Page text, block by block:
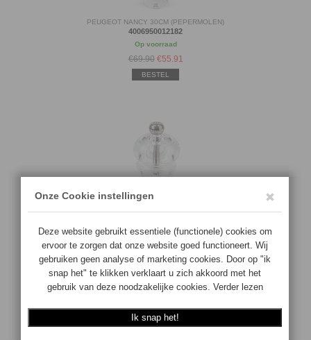
PEUGEOT NANCY 30CM (PEPERMOLEN)
4006950012182
Op voorraad
€69.90 €55.91
BESTEL
PEUGEOT NANCY 12CM (ZOUTMOLEN)
4006950014001
Op voorraad
€36.90 €29.52